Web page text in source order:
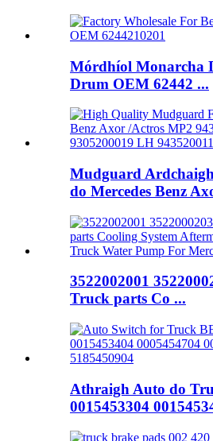
Mórdhíol Monarcha
Drum OEM 62442 ...
Mudguard
do Mercedes Benz
3522002001
Truck parts Co ...
Athraigh Auto do
0015453304